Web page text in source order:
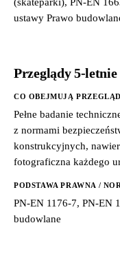
ustawy Prawo
Przeglądy 5-letnie
CO OBEJMUJĄ
Pełne badanie
z normami
konstrukcyjnych,
fotograficzna każdego
PODSTAWA PRAWNA /
PN-EN 1176-7, PN-EN
budowlane